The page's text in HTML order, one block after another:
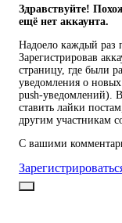
Здравствуйте!
ещё нет аккаунта.
Надоело каждый раз
Зарегистрировав
страницу, где были
уведомления о
push-уведомлений).
ставить лайки
другим участникам
С вашими